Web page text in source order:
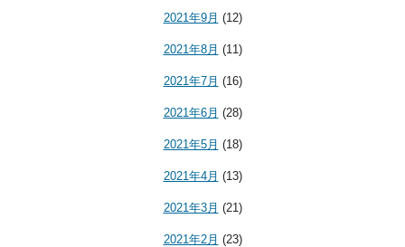
2021年9月 (12)
2021年8月 (11)
2021年7月 (16)
2021年6月 (28)
2021年5月 (18)
2021年4月 (13)
2021年3月 (21)
2021年2月 (23)